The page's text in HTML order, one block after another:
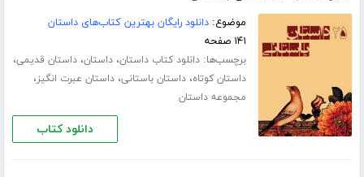
موضوع:دانلود رایگان بهترین کتاب‌های داستان
۱۴۱ صفحه
برچسب‌ها:دانلود کتاب داستان،داستان،داستان قدیمی،
داستان کوتاه،داستان باستانی،داستان عبرت انگیز،
مجموعه داستان
دانلود کتاب